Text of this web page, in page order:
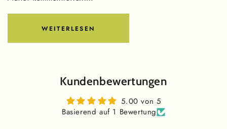
WEITERLESEN
Kundenbewertungen
5.00 von 5
Basierend auf 1 Bewertung